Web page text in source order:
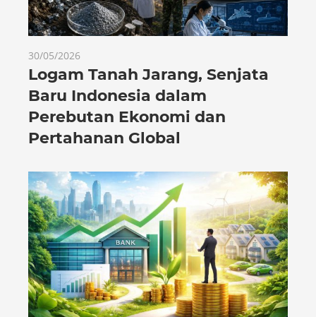
30/05/2026
Logam Tanah Jarang, Senjata
Baru Indonesia dalam
Perebutan Ekonomi dan
Pertahanan Global